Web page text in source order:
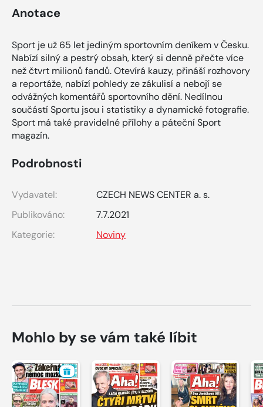
Anotace
Sport je už 65 let jediným sportovním deníkem v Česku.
Nabízí silný a pestrý obsah, který si denně přečte více
než čtvrt milionů fandů. Otevírá kauzy, přináší rozhovory
a reportáže, nabízí pohledy ze zákulisí a nebojí se
odvážných komentářů sportovního dění. Nedílnou
součástí Sportu jsou i statistiky a dynamické fotografie.
Sport má také pravidelné přílohy a páteční Sport
magazín.
Podrobnosti
Vydavatel:
CZECH NEWS CENTER a. s.
Publikováno:
7.7.2021
Kategorie:
Noviny
Mohlo by se vám také líbit